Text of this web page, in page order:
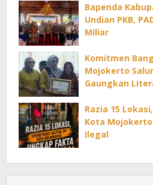
Bapenda
Undian PKB,
Miliar
Komitmen
Mojokerto
Gaungkan
Razia 15
Kota
Ilegal